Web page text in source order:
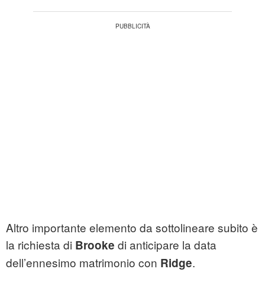
Altro importante elemento da sottolineare subito è
la richiesta di Brooke di anticipare la data
dell’ennesimo matrimonio con Ridge.